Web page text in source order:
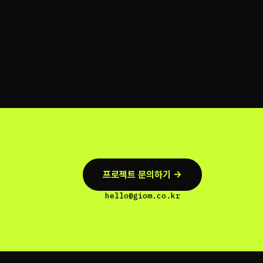
프로젝트 문의하기 →
hello@giom.co.kr